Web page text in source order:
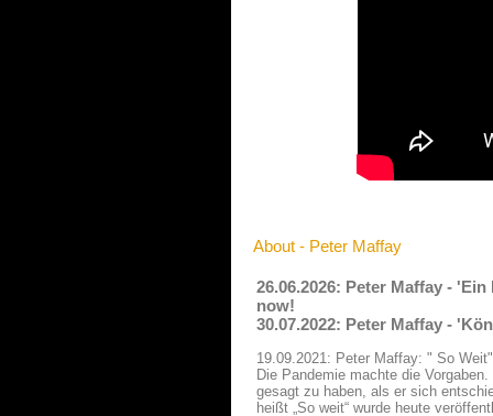
About - Peter Maffay
26.06.2026: Peter Maffay -
now!
30.07.2022: Peter Maffay -
19.09.2021: Peter Maffay: " So
Die Pandemie machte die
gesagt zu haben, als er sich
heißt „So weit“ wurde heute